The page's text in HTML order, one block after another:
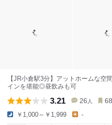
【JR小倉駅3分】アットホームな空
インを堪能◎昼飲みも可
3.21 26 人
￥1,000～￥1,999 -